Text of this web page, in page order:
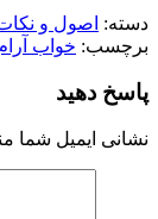
دسته: اصول و
برچسب: خواب
پاسخ دهید
نشانی ایمیل شما